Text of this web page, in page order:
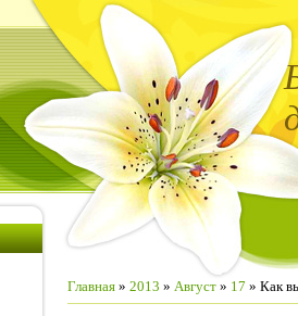
Главная » 2013 » Август » 17 » Как